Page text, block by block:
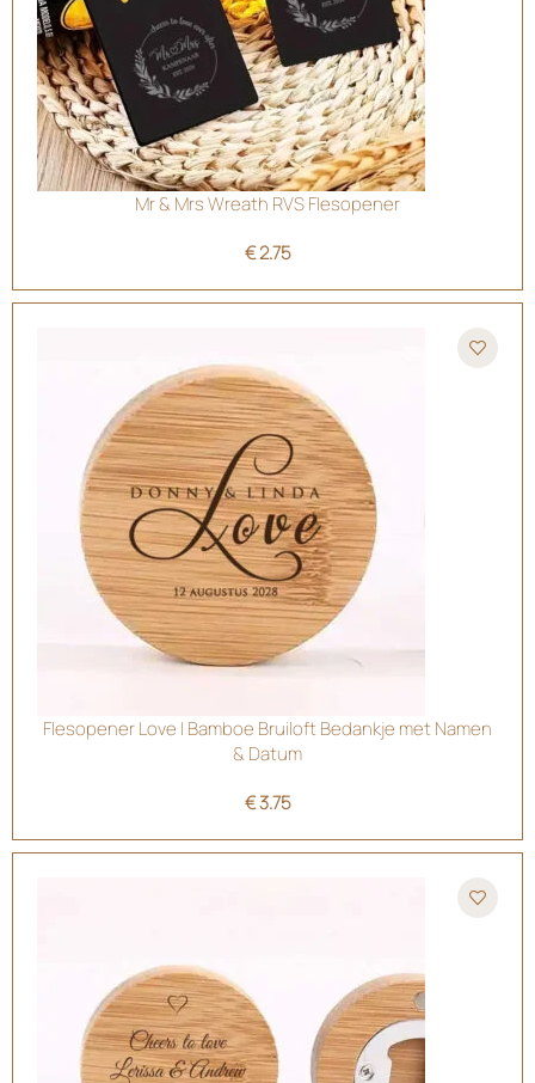
Mr & Mrs Wreath RVS Flesopener
€2.75
Flesopener Love | Bamboe Bruiloft Bedankje met Namen
& Datum
€3.75